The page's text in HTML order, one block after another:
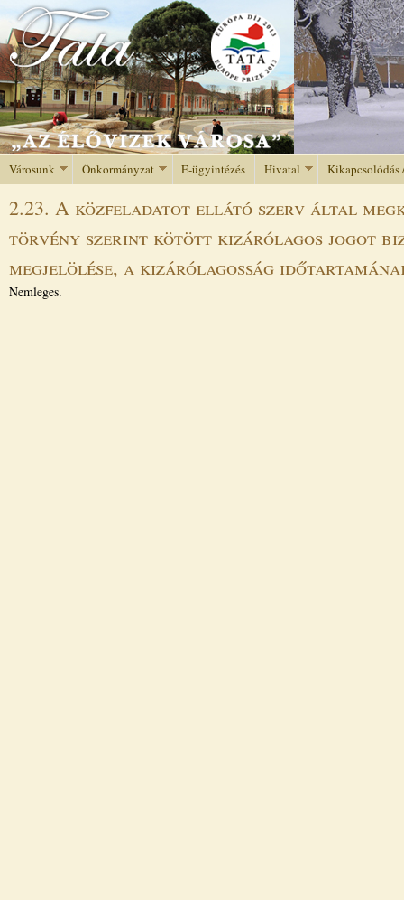
Jump to navigation
Városunk Önkormányzat E-ügyintézés Hivatal Kikapcsolódás
2.23. A közfeladatot ellátó szerv által
törvény szerint kötött kizárólagos jogot
megjelölése, a kizárólagosság
Nemleges.